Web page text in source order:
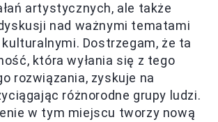
artystycznych, ale także
nad ważnymi tematami
kulturalnymi. Dostrzegam, że ta
która wyłania się z tego
rozwiązania, zyskuje na
różnorodne grupy ludzi.
w tym miejscu tworzy nową